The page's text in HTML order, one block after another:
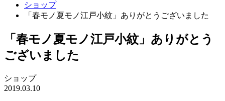
ショップ
「春モノ夏モノ江戸小紋」ありがとうございました
「春モノ夏モノ江戸小紋」ありがとう
ございました
ショップ
2019.03.10